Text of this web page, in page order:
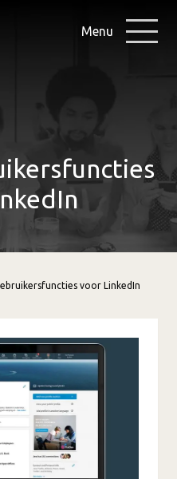
Menu
voor LinkedIn